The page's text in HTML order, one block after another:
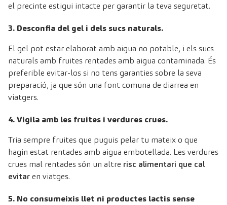
el precinte estigui intacte per garantir la teva seguretat.
3. Desconfia del gel i dels sucs naturals.
El gel pot estar elaborat amb aigua no potable, i els sucs
naturals amb fruites rentades amb aigua contaminada. És
preferible evitar-los si no tens garanties sobre la seva
preparació, ja que són una font comuna de diarrea en
viatgers.
4. Vigila amb les fruites i verdures crues.
Tria sempre fruites que puguis pelar tu mateix o que
hagin estat rentades amb aigua embotellada. Les verdures
crues mal rentades són un altre risc alimentari que cal
evitaren viatges.
5. No consumeixis llet ni productes lactis sense